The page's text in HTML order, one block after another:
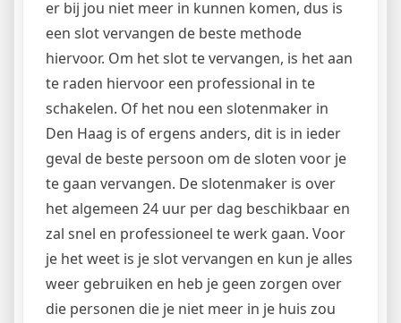
er bij jou niet meer in kunnen komen, dus is
een slot vervangen de beste methode
hiervoor. Om het slot te vervangen, is het aan
te raden hiervoor een professional in te
schakelen. Of het nou een slotenmaker in
Den Haag is of ergens anders, dit is in ieder
geval de beste persoon om de sloten voor je
te gaan vervangen. De slotenmaker is over
het algemeen 24 uur per dag beschikbaar en
zal snel en professioneel te werk gaan. Voor
je het weet is je slot vervangen en kun je alles
weer gebruiken en heb je geen zorgen over
die personen die je niet meer in je huis zou